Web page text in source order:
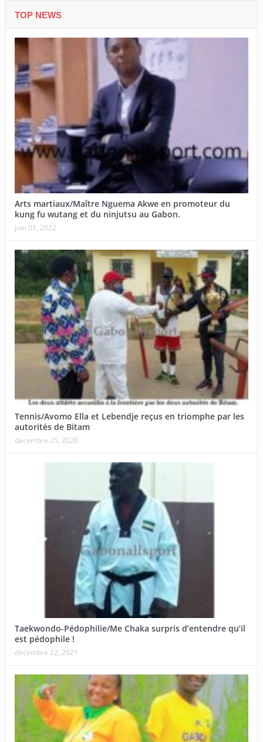
TOP NEWS
Arts martiaux/Maître Nguema Akwe en promoteur du
kung fu wutang et du ninjutsu au Gabon.
juin 01, 2022
Tennis/Avomo Ella et Lebendje reçus en triomphe par les
autorités de Bitam
décembre 25, 2020
Taekwondo-Pédophilie/Me Chaka surpris d’entendre qu’il
est pédophile !
décembre 22, 2021